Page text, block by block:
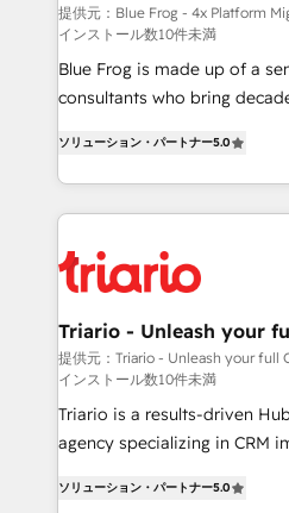
B2B sectors such as
business services. We
business case that
impact of your digital
believe in the power of
embark on a
business. If not now, when?
提供元：Blue Frog - 4x Platform
インストール数10件未満
Blue Frog is made up of a
consultants who bring
Frog is a top, trusted partner
ecosystem for a reason.
decade of experience to the
for driving growth. They are
our customers grow and
their unique business needs.
Blue Frog in the HubSpot
way for customers!" - Yamini Rangan, CEO of
HubSpot “Our experience with the team at Blue Frog
has been nothing short of
them a trusted reputation
ソリューション・パートナー5.0
Triario - Unleash your
提供元：Triario - Unleash your full
インストール数10件未満
Triario is a results-driven
agency specializing in CRM
Integrations, Custom AI
ソリューション・パートナー5.0